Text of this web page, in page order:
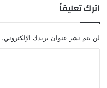
اترك تعليقاً
لن يتم نشر عنوان بريدك الإلكتروني.